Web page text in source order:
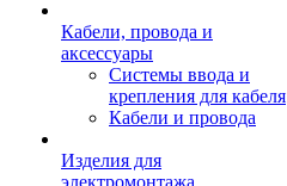
Кабели, провода и
аксессуары
Системы ввода и
крепления для кабеля
Кабели и провода
Изделия для
электромонтажа